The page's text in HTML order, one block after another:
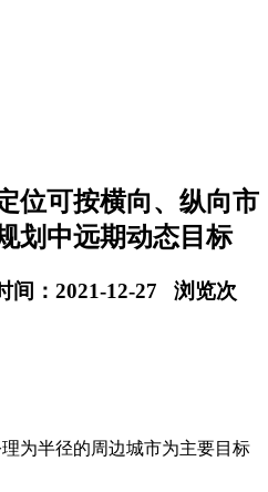
位可按横向、纵向市
划中远期动态目标
：2021-12-27 浏览次
为半径的周边城市为主要目标